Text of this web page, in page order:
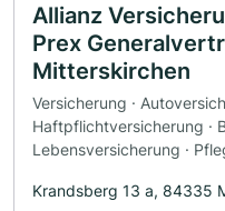
Allianz
Prex
Mitterskirchen
Versicherung ·
Haftpflichtversicherung ·
Lebensversicherung ·
Krandsberg 13 a, 84335